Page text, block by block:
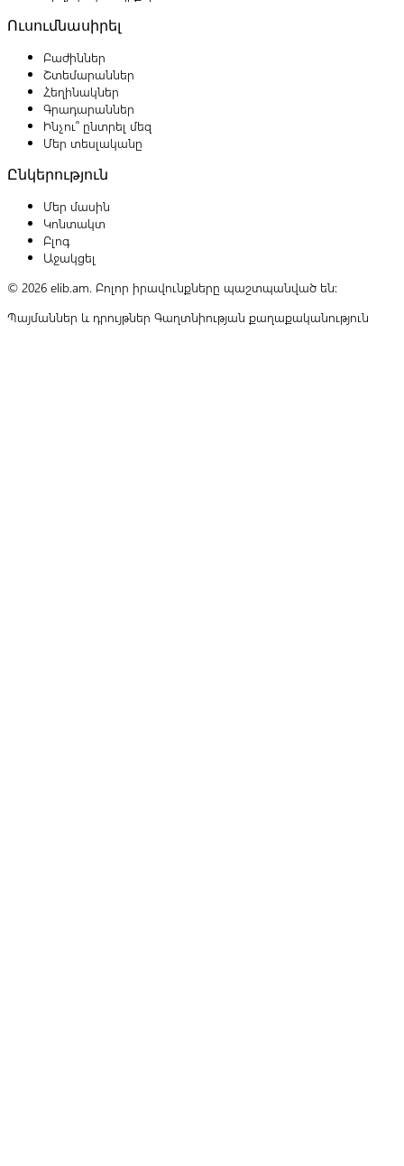
Ուսումնասիրել
Բաժիններ
Շտեմարաններ
Հեղինակներ
Գրադարաններ
Ինչու՞ ընտրել մեզ
Մեր տեսլականը
Ընկերություն
Մեր մասին
Կոնտակտ
Բլոգ
Աջակցել
© 2026 elib.am. Բոլոր իրավունքները պաշտպանված են:
Պայմաններ և դրույթներ Գաղտնիության քաղաքականություն